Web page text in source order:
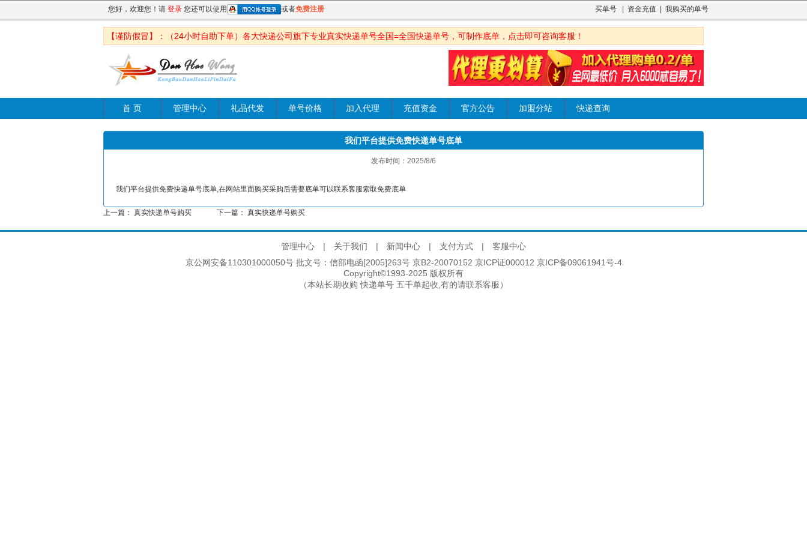
您好，欢迎您！请 登录您还可以使用 或者免费注册 买单号| 资金充值 我购买的单号
【谨防假冒】：（24小时自助下单）各大快递公司旗下专业真实快递单号全国=全国快递单号，可制作底单，点击即可咨询客服！
首 页 管理中心 礼品代发 单号价格 加入代理 充值资金 官方公告 加盟分站 快递查询
我们平台提供免费快递单号底单
发布时间：2025/8/6
我们平台提供免费快递单号底单,在网站里面购买采购后需要底单可以联系客服索取免费底单
上一篇： 真实快递单号购买 下一篇： 真实快递单号购买
管理中心 | 关于我们 | 新闻中心 | 支付方式 |
客服中心
京公网安备110301000050号 批文号：信部电函[2005]263号 京B2-20070152 京ICP证000012 京ICP备09061941号-4
Copyright©1993-2025 版权所有
（本站长期收购 快递单号 五千单起收,有的请联系客服）